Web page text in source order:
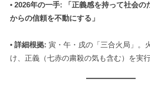
• 2026年の一手:
「正義感を持って社会の
からの信頼を不動にする」
• 詳細根拠: 寅・午・戌の「三合火局」。
け、正義（七赤の粛殺の気も含む）を実